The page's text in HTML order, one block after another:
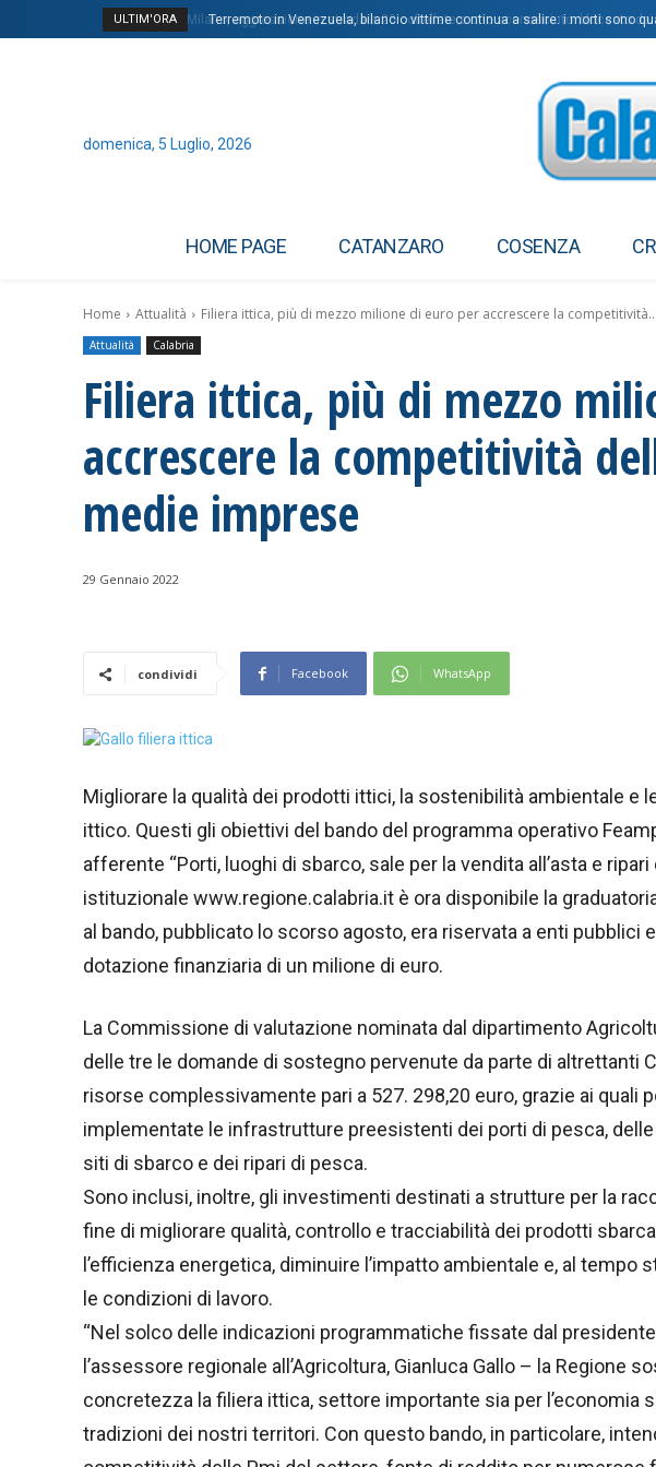
ULTIM'ORA Milano, aggressione in strada e 20 coltellate a uno sconosciuto: bloccato dai
Terremoto in Venezuela, bilancio vittime continua a salire: i morti sono
domenica, 5 Luglio, 2026
HOME PAGE CATANZARO COSENZA
Home Attualità Filiera ittica, più di mezzo milione di euro per accrescere la competitività...
Attualità Calabria
Filiera ittica, più di mezzo
accrescere la competitività
medie imprese
29 Gennaio 2022
condividi Facebook WhatsApp
Migliorare la qualità dei prodotti ittici, la sostenibilità ambientale e
ittico. Questi gli obiettivi del bando del programma operativo
afferente “Porti, luoghi di sbarco, sale per la vendita all’asta e
istituzionale www.regione.calabria.it è ora disponibile la
al bando, pubblicato lo scorso agosto, era riservata a enti pubblici
dotazione finanziaria di un milione di euro.
La Commissione di valutazione nominata dal dipartimento
delle tre le domande di sostegno pervenute da parte di altrettanti
risorse complessivamente pari a 527. 298,20 euro, grazie ai quali
implementate le infrastrutture preesistenti dei porti di pesca, delle
siti di sbarco e dei ripari di pesca.
Sono inclusi, inoltre, gli investimenti destinati a strutture per la
fine di migliorare qualità, controllo e tracciabilità dei prodotti
l’efficienza energetica, diminuire l’impatto ambientale e, al tempo
le condizioni di lavoro.
“Nel solco delle indicazioni programmatiche fissate dal
l’assessore regionale all’Agricoltura, Gianluca Gallo – la Regione
concretezza la filiera ittica, settore importante sia per l’economia
tradizioni dei nostri territori. Con questo bando, in particolare,